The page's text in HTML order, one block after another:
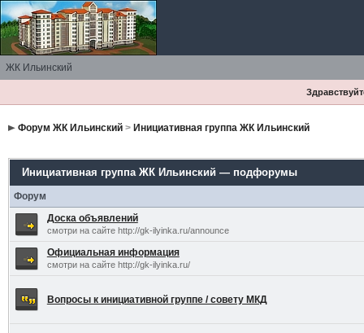
ЖК Ильинский
Форум ЖК Ильинский> Инициативная группа ЖК Ильинский
Инициативная группа ЖК Ильинский — подфорумы
Форум
Доска объявлений
смотри на сайте http://gk-ilyinka.ru/announce
Официальная информация
смотри на сайте http://gk-ilyinka.ru/
Вопросы к инициативной группе / совету МКД